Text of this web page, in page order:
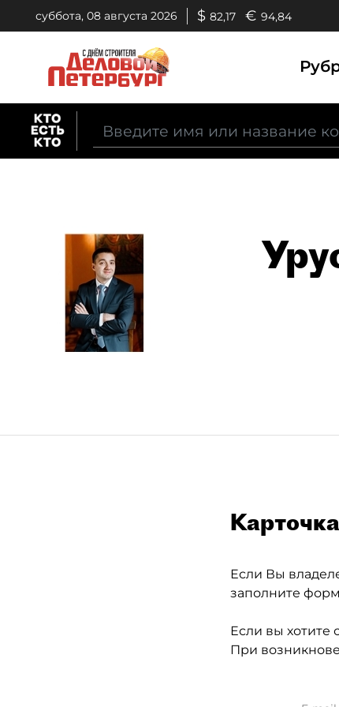
суббота, 08 августа 2026 $ 82,17 € 94,84
Если Вы
заполните
Если вы хотите
При